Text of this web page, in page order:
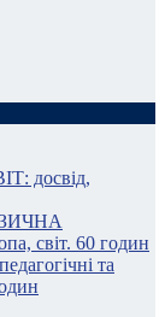
досвід,
світ. 60 годин
та